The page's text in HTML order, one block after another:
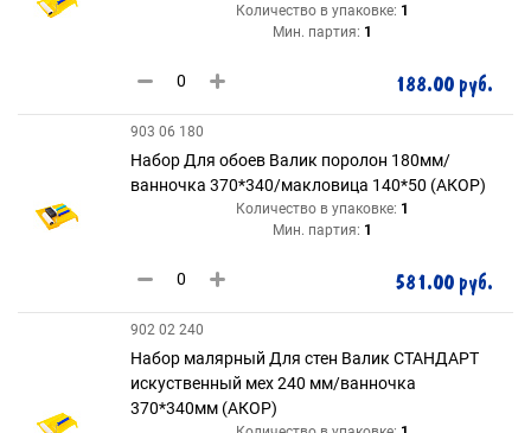
Количество в упаковке: 1
Мин. партия: 1
188.00 руб.
903 06 180
Набор Для обоев Валик поролон 180мм/
ванночка 370*340/макловица 140*50 (АКОР)
Количество в упаковке: 1
Мин. партия: 1
581.00 руб.
902 02 240
Набор малярный Для стен Валик СТАНДАРТ
искуственный мех 240 мм/ванночка
370*340мм (АКОР)